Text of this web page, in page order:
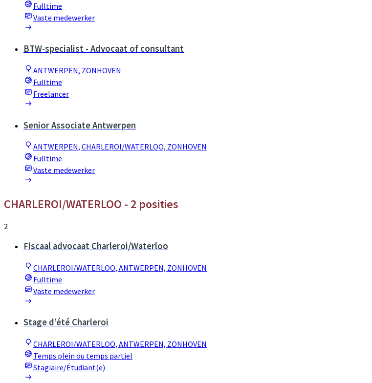
Fulltime
Vaste medewerker
BTW-specialist - Advocaat of consultant
ANTWERPEN, ZONHOVEN
Fulltime
Freelancer
Senior Associate Antwerpen
ANTWERPEN, CHARLEROI/WATERLOO, ZONHOVEN
Fulltime
Vaste medewerker
CHARLEROI/WATERLOO - 2 posities
2
Fiscaal advocaat Charleroi/Waterloo
CHARLEROI/WATERLOO, ANTWERPEN, ZONHOVEN
Fulltime
Vaste medewerker
Stage d’été Charleroi
CHARLEROI/WATERLOO, ANTWERPEN, ZONHOVEN
Temps plein ou temps partiel
Stagiaire/Étudiant(e)